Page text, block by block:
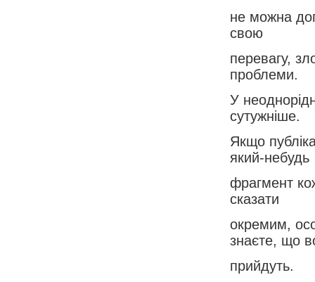
не можна
свою
перевагу,
проблеми.
У
сутужніше.
Якщо
який-небудь
фрагмент
сказати
окремим,
знаєте, що
прийдуть.